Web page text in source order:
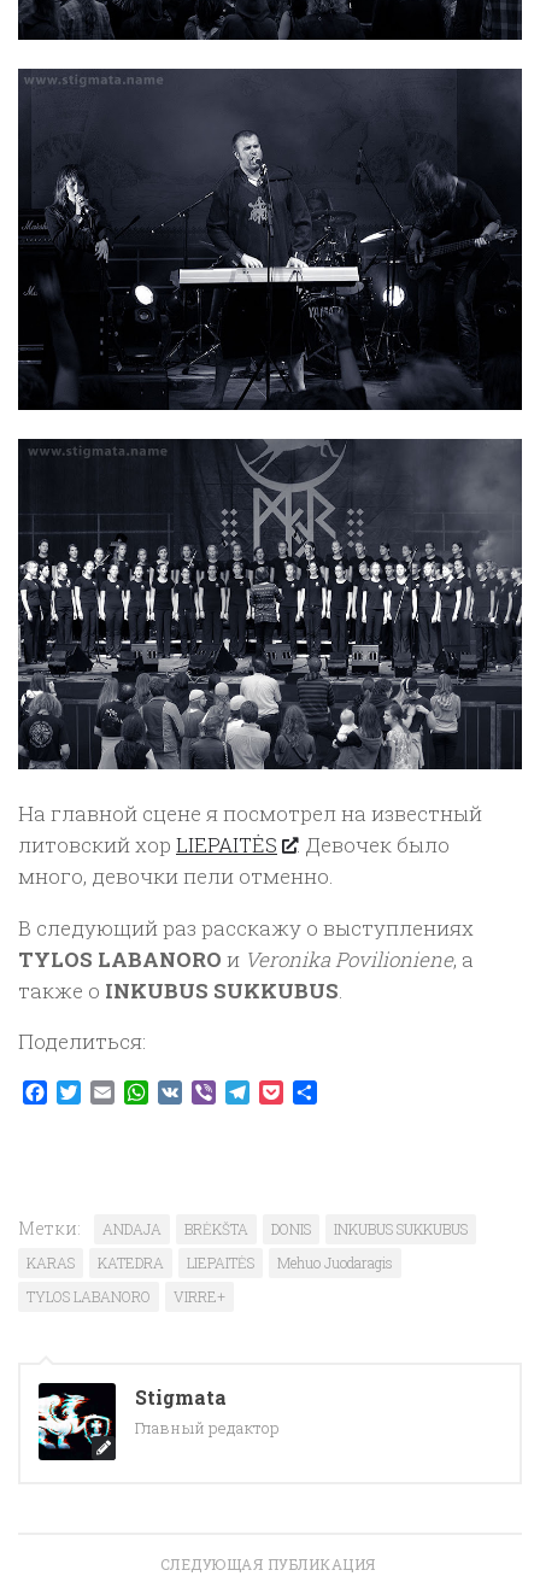
На главной сцене я посмотрел на известный
литовский хор LIEPAITĖS
. Девочек было
много, девочки пели отменно.
В следующий раз расскажу о выступлениях
TYLOS LABANORO и Veronika Povilioniene, а
также о INKUBUS SUKKUBUS.
Поделиться:
Facebook
TwitterEmailWhatsApp
VK ViberTelegram
Pocket
Метки: ANDAJA BRĖKŠTA DONIS
INKUBUS SUKKUBUS
KARAS
KATEDRA LIEPAITĖS
Mehuo Juodaragis
TYLOS LABANORO
VIRRE+
Stigmata
Главный редактор
СЛЕДУЮЩАЯ ПУБЛИКАЦИЯ